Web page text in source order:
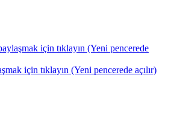
için tıklayın (Yeni pencerede
için tıklayın (Yeni pencerede açılır)